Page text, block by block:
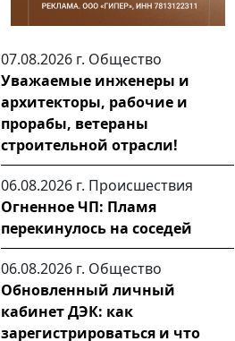
07.08.2026 г. Общество
Уважаемые инженеры и
архитекторы, рабочие и
прорабы, ветераны
строительной отрасли!
06.08.2026 г. Происшествия
Огненное ЧП: Пламя
перекинулось на соседей
06.08.2026 г. Общество
Обновленный личный
кабинет ДЭК: как
зарегистрироваться и что